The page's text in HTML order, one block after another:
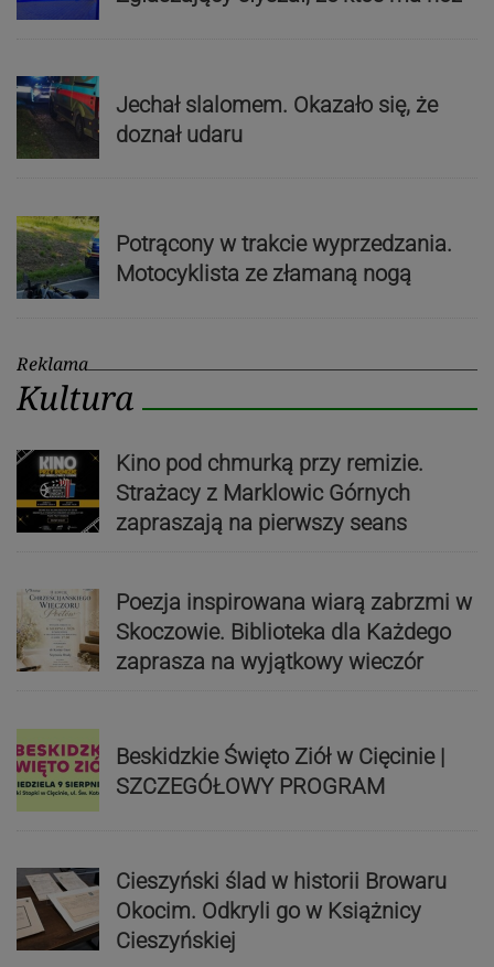
Jechał slalomem. Okazało się, że
doznał udaru
Potrącony w trakcie wyprzedzania.
Motocyklista ze złamaną nogą
Reklama
Kultura
Kino pod chmurką przy remizie.
Strażacy z Marklowic Górnych
zapraszają na pierwszy seans
Poezja inspirowana wiarą zabrzmi w
Skoczowie. Biblioteka dla Każdego
zaprasza na wyjątkowy wieczór
Beskidzkie Święto Ziół w Cięcinie |
SZCZEGÓŁOWY PROGRAM
Cieszyński ślad w historii Browaru
Okocim. Odkryli go w Książnicy
Cieszyńskiej